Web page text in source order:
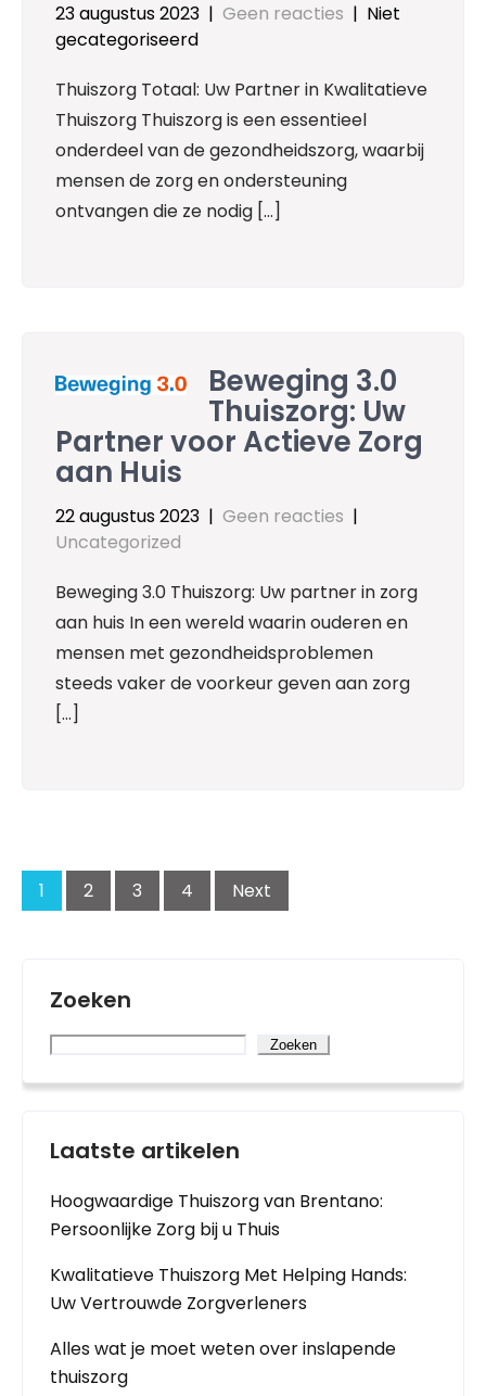
23 augustus 2023 | Geen reacties | Niet
gecategoriseerd
Thuiszorg Totaal: Uw Partner in Kwalitatieve
Thuiszorg Thuiszorg is een essentieel
onderdeel van de gezondheidszorg, waarbij
mensen de zorg en ondersteuning
ontvangen die ze nodig […]
Beweging 3.0
Thuiszorg: Uw
Partner voor Actieve Zorg
aan Huis
22 augustus 2023 | Geen reacties |
Uncategorized
Beweging 3.0 Thuiszorg: Uw partner in zorg
aan huis In een wereld waarin ouderen en
mensen met gezondheidsproblemen
steeds vaker de voorkeur geven aan zorg
[…]
navigation
1 2 3 4 Next
Zoeken
Zoeken
Laatste artikelen
Hoogwaardige Thuiszorg van Brentano:
Persoonlijke Zorg bij u Thuis
Kwalitatieve Thuiszorg Met Helping Hands:
Uw Vertrouwde Zorgverleners
Alles wat je moet weten over inslapende
thuiszorg